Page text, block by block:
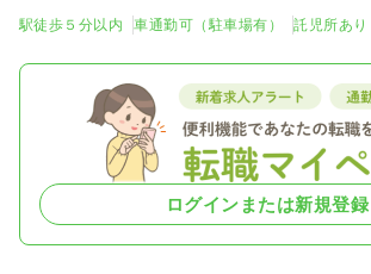
駅徒歩５分以内 車通勤可（駐車場有） 託児所あり
ログインまたは新規登録